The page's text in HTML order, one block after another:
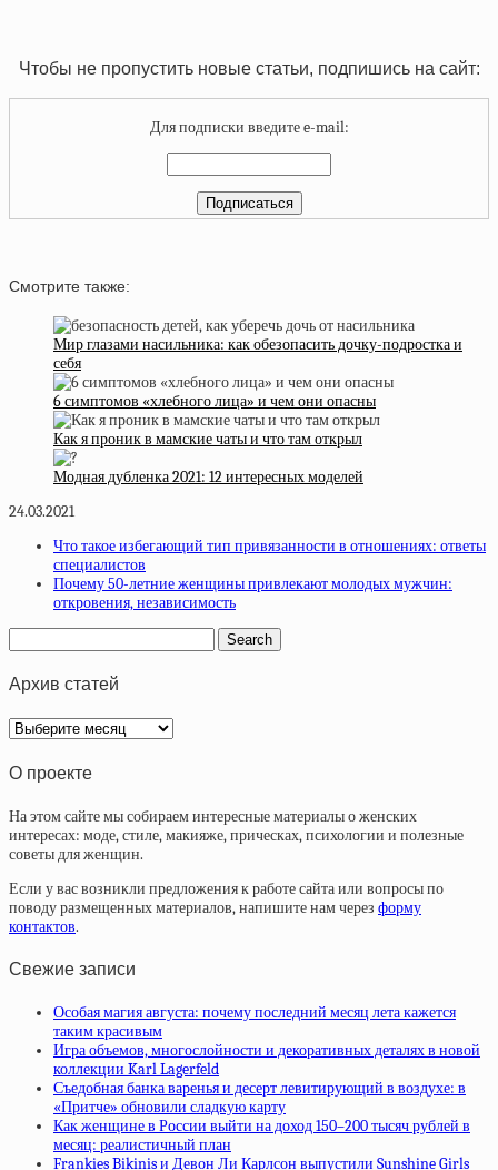
Чтобы не пропустить новые статьи, подпишись на сайт:
Для подписки введите e-mail:
Смотрите также:
Мир глазами насильника: как обезопасить дочку-подростка и
себя
6 симптомов «хлебного лица» и чем они опасны
Как я проник в мамские чаты и что там открыл
Модная дубленка 2021: 12 интересных моделей
24.03.2021
Что такое избегающий тип привязанности в отношениях: ответы
специалистов
Почему 50-летние женщины привлекают молодых мужчин:
откровения, независимость
Архив статей
Архив
статей
О проекте
На этом сайте мы собираем интересные материалы о женских
интересах: моде, стиле, макияже, прическах, психологии и полезные
советы для женщин.
Если у вас возникли предложения к работе сайта или вопросы по
поводу размещенных материалов, напишите нам через форму
контактов.
Свежие записи
Особая магия августа: почему последний месяц лета кажется
таким красивым
Игра объемов, многослойности и декоративных деталях в новой
коллекции Karl Lagerfeld
Съедобная банка варенья и десерт левитирующий в воздухе: в
«Притче» обновили сладкую карту
Как женщине в России выйти на доход 150–200 тысяч рублей в
месяц: реалистичный план
Frankies Bikinis и Девон Ли Карлсон выпустили Sunshine Girls